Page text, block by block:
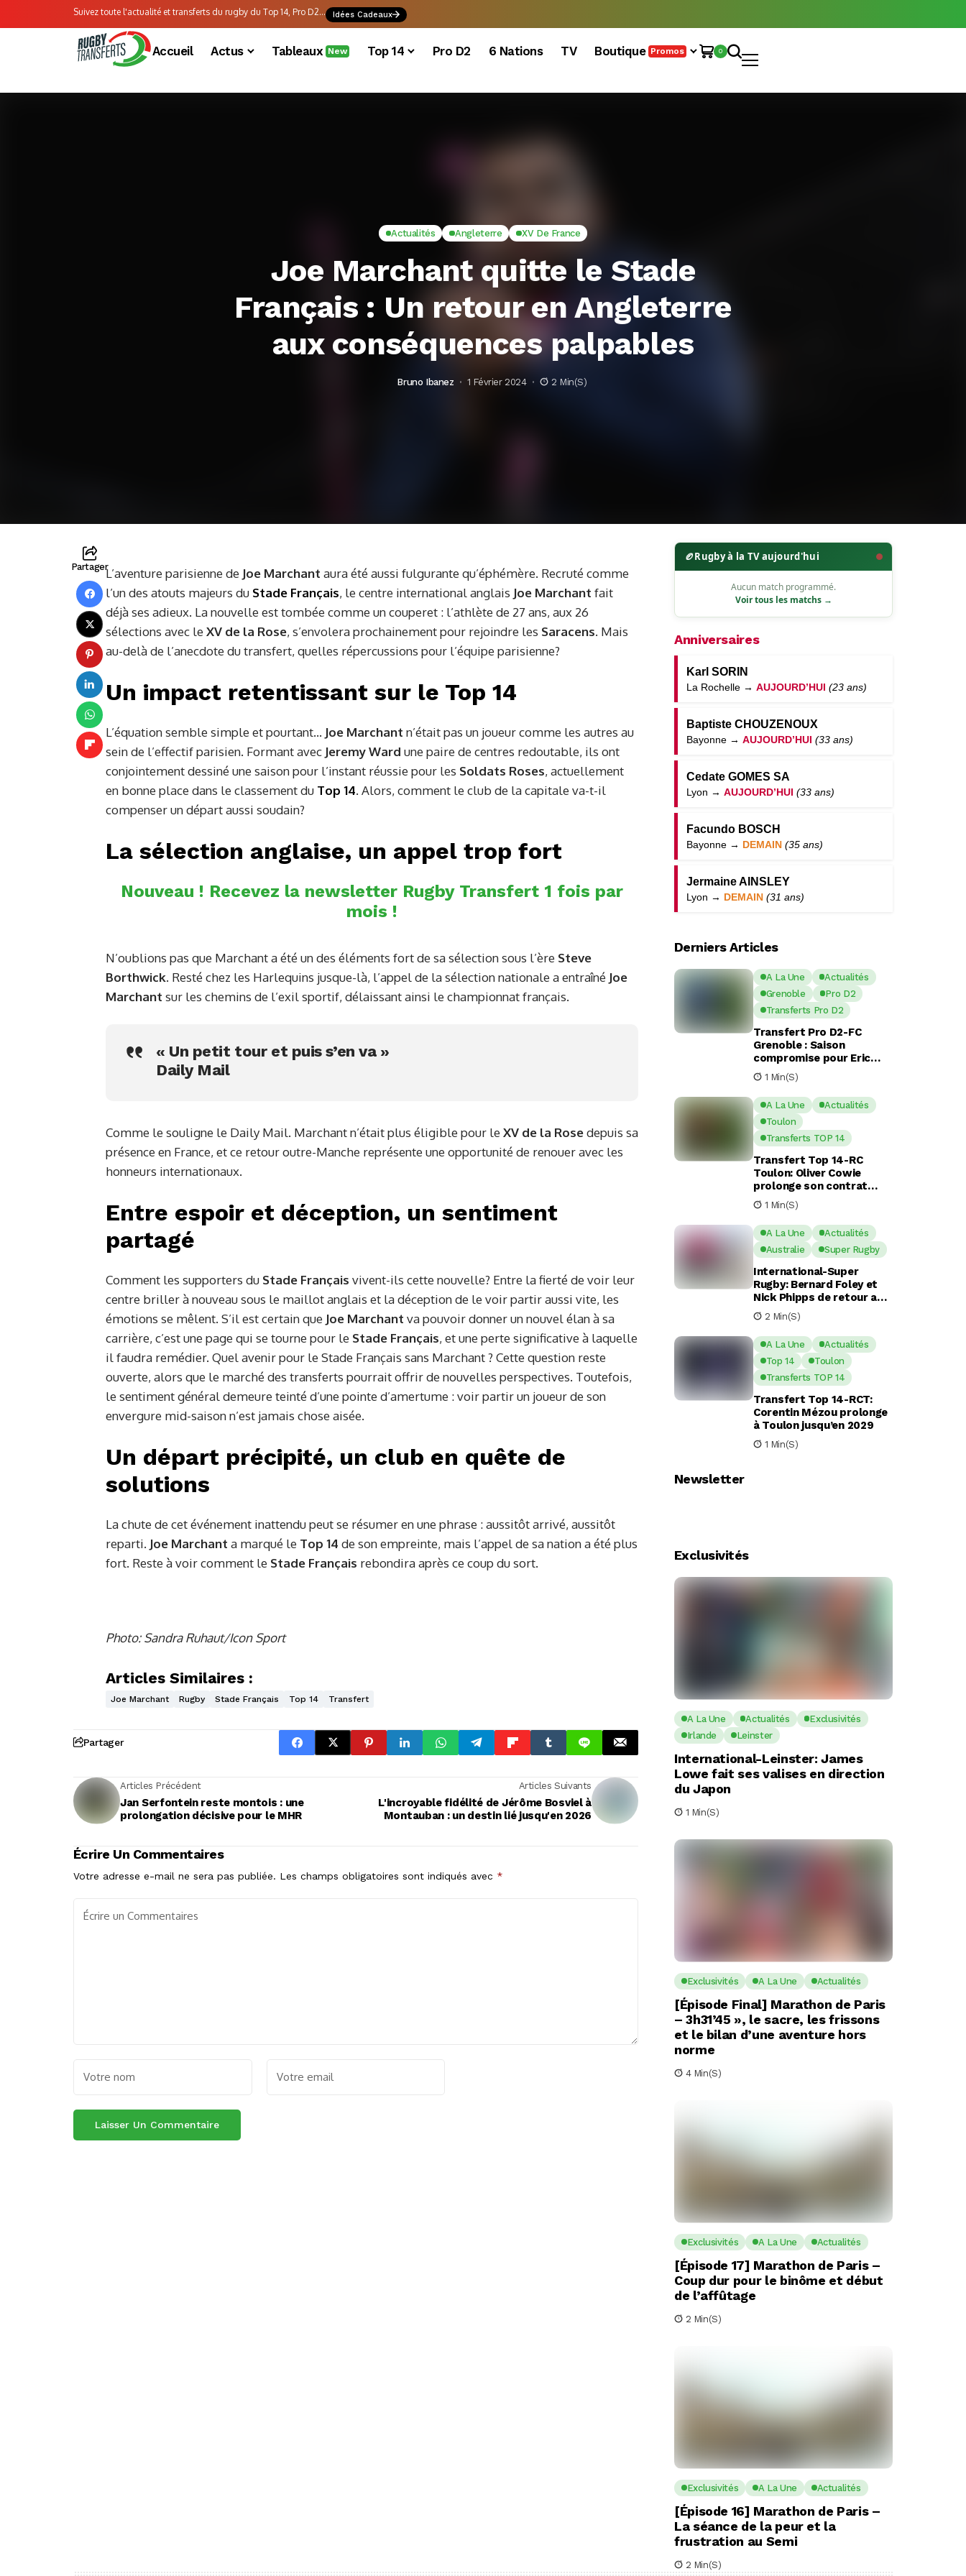
Suivez toute l'actualité et transferts du rugby du Top 14, Pro D2... Idées Cadeaux
Accueil Actus Tableaux New Top 14 Pro D2 6 Nations TV Boutique Promos 0
Actualités Angleterre XV De France
Joe Marchant quitte le Stade
Français : Un retour en Angleterre
aux conséquences palpables
Bruno Ibanez 1 Février 2024 2 Min(s)
PartagerL’aventure parisienne de Joe Marchant aura été aussi fulgurante qu’éphémère. Recruté comme
l’un des atouts majeurs du Stade Français, le centre international anglais Joe Marchant fait
déjà ses adieux. La nouvelle est tombée comme un couperet : l’athlète de 27 ans, aux 26
sélections avec le XV de la Rose, s’envolera prochainement pour rejoindre les Saracens. Mais
au-delà de l’anecdote du transfert, quelles répercussions pour l’équipe parisienne?
Un impact retentissant sur le Top 14
L’équation semble simple et pourtant… Joe Marchant n’était pas un joueur comme les autres au
sein de l’effectif parisien. Formant avec Jeremy Ward une paire de centres redoutable, ils ont
conjointement dessiné une saison pour l’instant réussie pour les Soldats Roses, actuellement
en bonne place dans le classement du Top 14. Alors, comment le club de la capitale va-t-il
compenser un départ aussi soudain?
La sélection anglaise, un appel trop fort
Nouveau ! Recevez la newsletter Rugby Transfert 1 fois par
mois !
N’oublions pas que Marchant a été un des éléments fort de sa sélection sous l’ère Steve
Borthwick. Resté chez les Harlequins jusque-là, l’appel de la sélection nationale a entraîné Joe
Marchant sur les chemins de l’exil sportif, délaissant ainsi le championnat français.
« Un petit tour et puis s’en va »
Daily Mail
Comme le souligne le Daily Mail. Marchant n’était plus éligible pour le XV de la Rosedepuis sa
présence en France, et ce retour outre-Manche représente une opportunité de renouer avec les
honneurs internationaux.
Entre espoir et déception, un sentiment
partagé
Comment les supporters du Stade Français vivent-ils cette nouvelle? Entre la fierté de voir leur
centre briller à nouveau sous le maillot anglais et la déception de le voir partir aussi vite, les
émotions se mêlent. S’il est certain que Joe Marchant va pouvoir donner un nouvel élan à sa
carrière, c’est une page qui se tourne pour le Stade Français, et une perte significative à laquelle
il faudra remédier. Quel avenir pour le Stade Français sans Marchant ? Cette question reste
ouverte, alors que le marché des transferts pourrait offrir de nouvelles perspectives. Toutefois,
le sentiment général demeure teinté d’une pointe d’amertume : voir partir un joueur de son
envergure mid-saison n’est jamais chose aisée.
Un départ précipité, un club en quête de
solutions
La chute de cet événement inattendu peut se résumer en une phrase : aussitôt arrivé, aussitôt
reparti. Joe Marchant a marqué le Top 14 de son empreinte, mais l’appel de sa nation a été plus
fort. Reste à voir comment le Stade Français rebondira après ce coup du sort.
Photo: Sandra Ruhaut/Icon Sport
Articles Similaires :
Joe Marchant Rugby Stade Français Top 14 Transfert
Partager
Articles Précédent
Jan Serfontein reste montois : une
prolongation décisive pour le MHR
Articles Suivants
L'incroyable fidélité de Jérôme Bosviel à
Montauban : un destin lié jusqu'en 2026
Écrire Un Commentaires
Votre adresse e-mail ne sera pas publiée. Les champs obligatoires sont indiqués avec *
🏉Rugby à la TV aujourd'hui
Aucun match programmé.
Voir tous les matchs →
Anniversaires
Karl SORIN
La Rochelle → AUJOURD’HUI (23 ans)
Baptiste CHOUZENOUX
Bayonne → AUJOURD’HUI (33 ans)
Cedate GOMES SA
Lyon → AUJOURD’HUI (33 ans)
Facundo BOSCH
Bayonne → DEMAIN (35 ans)
Jermaine AINSLEY
Lyon → DEMAIN (31 ans)
Derniers Articles
A La Une
Actualités
Grenoble
Pro D2
Transferts Pro D2
Transfert Pro D2-FC
Grenoble : Saison
compromise pour Eric
Escande apres une
commotion cérébrale
1 Min(s)
A La Une
Actualités
Toulon
Transferts TOP 14
Transfert Top 14-RC
Toulon: Oliver Cowie
prolonge son contrat
avec le RCT jusqu’en 2029
1 Min(s)
A La Une
Actualités
Australie
Super Rugby
International-Super
Rugby: Bernard Foley et
Nick Phipps de retour aux
Waratahs
2 Min(s)
A La Une
Actualités
Top 14
Toulon
Transferts TOP 14
Transfert Top 14-RCT:
Corentin Mézou prolonge
à Toulon jusqu’en 2029
1 Min(s)
Newsletter
Exclusivités
A La Une Actualités
Exclusivités
Irlande
Leinster
International-Leinster: James
Lowe fait ses valises en direction
du Japon
1 Min(s)
Exclusivités A La Une Actualités
[Épisode Final] Marathon de Paris
– 3h31’45 », le sacre, les frissons
et le bilan d’une aventure hors
norme
4 Min(s)
Exclusivités A La Une Actualités
[Épisode 17] Marathon de Paris –
Coup dur pour le binôme et début
de l’affûtage
2 Min(s)
Exclusivités A La Une Actualités
[Épisode 16] Marathon de Paris –
La séance de la peur et la
frustration au Semi
2 Min(s)